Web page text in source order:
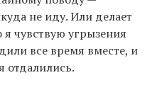
не иду. Или делает
чувствую угрызения
все время вместе, и
отдалились.